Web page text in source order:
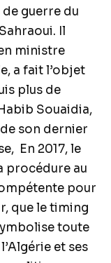
guerre du
Il
ministre
a fait l’objet
plus de
Souaidia,
de son dernier
En 2017, le
procédure au
pour
que le timing
toute
et ses